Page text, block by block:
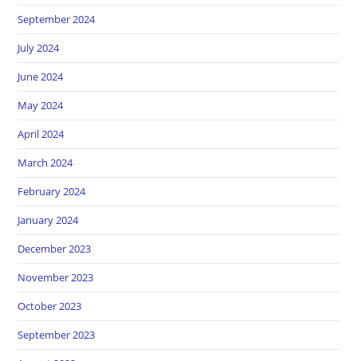
September 2024
July 2024
June 2024
May 2024
April 2024
March 2024
February 2024
January 2024
December 2023
November 2023
October 2023
September 2023